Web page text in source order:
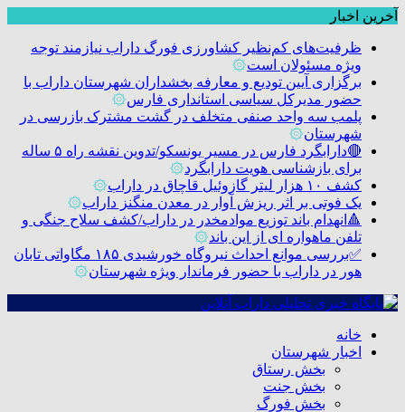
آخرین اخبار
ظرفیت‌های کم‌نظیر کشاورزی فورگ داراب نیازمند توجه
ویژه مسئولان است۞
برگزاری آیین تودیع و معارفه بخشداران شهرستان داراب با
حضور مدیرکل سیاسی استانداری فارس۞
پلمب سه واحد صنفی متخلف در گشت مشترک بازرسی در
شهرستان۞
🔴دارابگرد فارس در مسیر یونسکو/تدوین نقشه راه ۵ ساله
برای بازشناسی هویت دارابگرد۞
کشف ۱۰ هزار لیتر گازوئیل قاچاق در داراب
۞
یک فوتی بر اثر ریزش آوار در معدن منگنز داراب۞
🔺انهدام باند توزیع موادمخدر در داراب/کشف سلاح جنگی و
تلفن ماهواره ای از این باند۞
✅بررسی موانع احداث نیروگاه خورشیدی ۱۸۵ مگاواتی تابان
هور در داراب با حضور فرماندار ویژه شهرستان۞
خانه
اخبار شهرستان
بخش رستاق
بخش جنت
بخش فورگ